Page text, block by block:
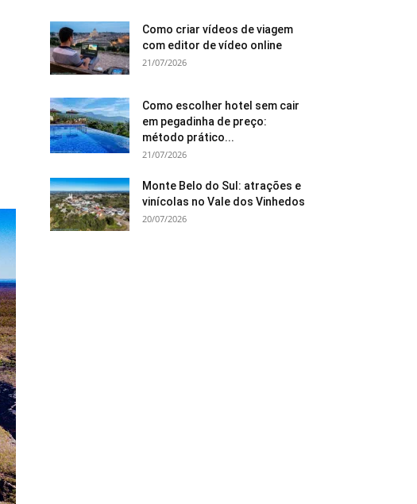
Como criar vídeos de viagem
com editor de vídeo online
21/07/2026
Como escolher hotel sem cair
em pegadinha de preço:
método prático...
21/07/2026
Monte Belo do Sul: atrações e
vinícolas no Vale dos Vinhedos
20/07/2026